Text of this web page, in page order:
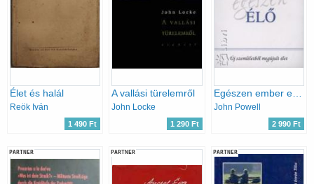
Élet és halál
Reök Iván
1 490 Ft
A vallási türelemről
John Locke
1 290 Ft
Egészen ember egészen élő
John Powell
2 990 Ft
PARTNER PARTNER PARTNER